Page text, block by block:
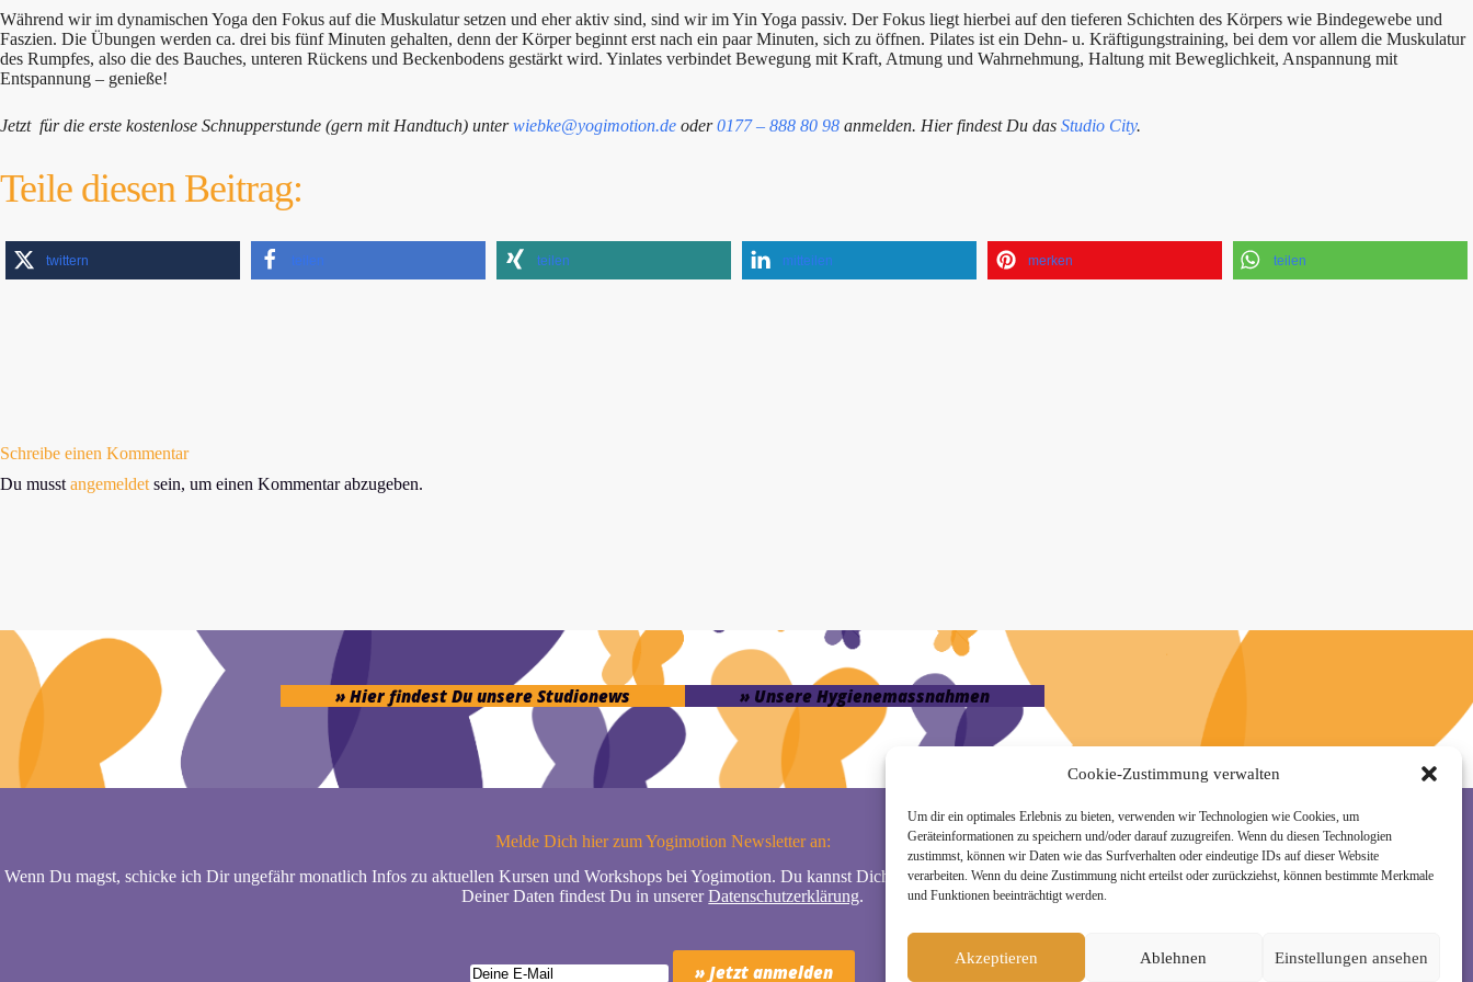
Cookie-Zustimmung verwalten
Um dir ein optimales Erlebnis zu bieten, verwenden wir Technologien wie Cookies, um
Geräteinformationen zu speichern und/oder darauf zuzugreifen. Wenn du diesen Technologien
zustimmst, können wir Daten wie das Surfverhalten oder eindeutige IDs auf dieser Website
verarbeiten. Wenn du deine Zustimmung nicht erteilst oder zurückziehst, können bestimmte Merkmale
und Funktionen beeinträchtigt werden.
Akzeptieren Ablehnen Einstellungen ansehen
Während wir im dynamischen Yoga den Fokus auf die Muskulatur setzen und eher aktiv sind, sind wir im Yin Yoga passiv. Der Fokus liegt hierbei auf den tieferen Schichten des Körpers wie Bindegewebe und
Faszien. Die Übungen werden ca. drei bis fünf Minuten gehalten, denn der Körper beginnt erst nach ein paar Minuten, sich zu öffnen. Pilates ist ein Dehn- u. Kräftigungstraining, bei dem vor allem die Muskulatur
des Rumpfes, also die des Bauches, unteren Rückens und Beckenbodens gestärkt wird. Yinlates verbindet Bewegung mit Kraft, Atmung und Wahrnehmung, Haltung mit Beweglichkeit, Anspannung mit
Entspannung – genieße!
Jetzt für die erste kostenlose Schnupperstunde (gern mit Handtuch) unterwiebke@yogimotion.de oder0177 – 888 80 98 anmelden. Hier findest Du das Studio City.
Teile diesen Beitrag:
twittern teilen teilen mitteilen merken teilen
Schreibe einen Kommentar
Du musst angemeldet sein, um einen Kommentar abzugeben.
» Hier findest Du unsere Studionews » Unsere Hygienemassnahmen
Melde Dich hier zum Yogimotion Newsletter an:
Wenn Du magst, schicke ich Dir ungefähr monatlich Infos zu aktuellen Kursen und Workshops bei Yogimotion. Du kannst Dich natürlich jederzeit wieder abmelden. Alle Details zur Nutzung
Deiner Daten findest Du in unsererDatenschutzerklärung.